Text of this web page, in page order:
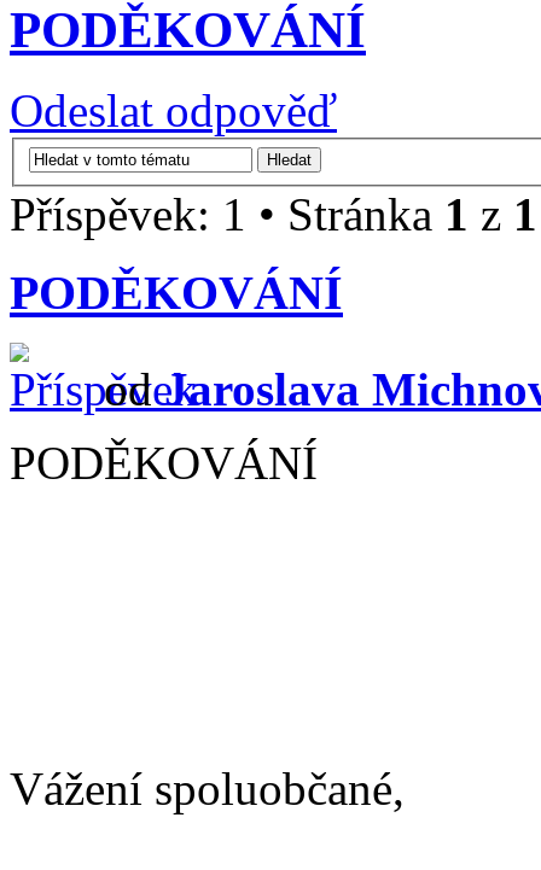
PODĚKOVÁNÍ
Odeslat odpověď
Příspěvek: 1 • Stránka 1 z 1
PODĚKOVÁNÍ
odJaroslava
PODĚKOVÁNÍ
Vážení spoluobčané,